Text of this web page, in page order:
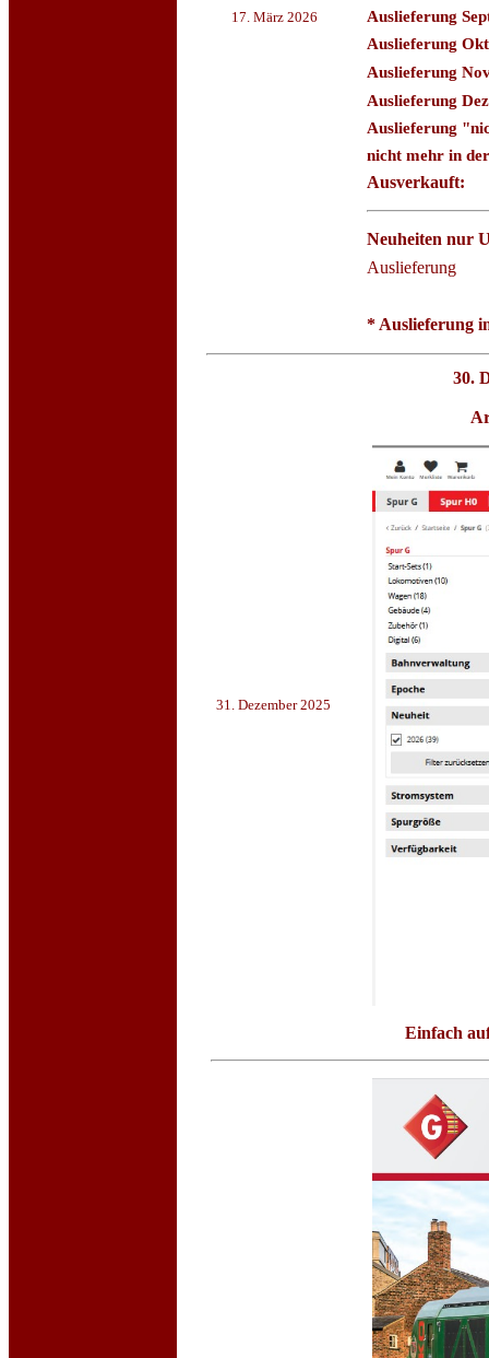
17. März 2026
Auslieferung
Auslieferung
Auslieferung
Auslieferung
Auslieferung
nicht mehr in
Ausverkauft:
Neuheiten nur
Auslieferung
* Auslieferung
31. Dezember 2025
30.
Einfach